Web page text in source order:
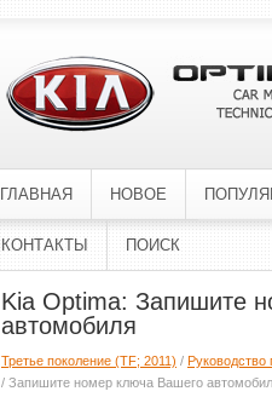
ГЛАВНАЯ НОВОЕ
КОНТАКТЫ ПОИСК
Kia Optima: Запишите
автомобиля
Третье поколение (TF; 2011) / Руководство
/ Запишите номер ключа Вашего